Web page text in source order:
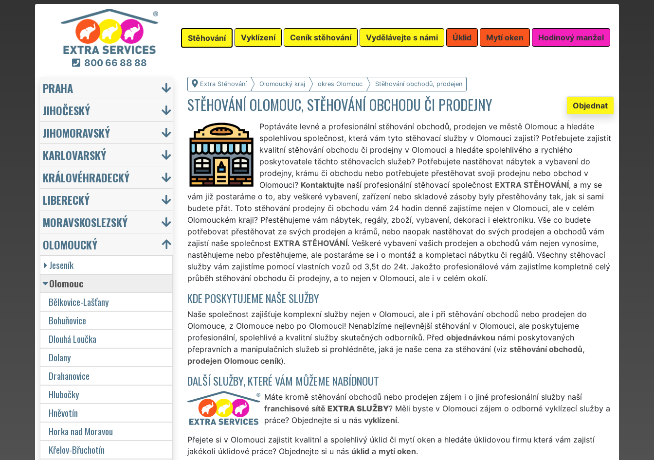
800 66 88 88
Stěhování Vyklízení Ceník stěhování Vydělávejte s námi Úklid Mytí oken Hodinový manžel
Extra Stěhování Olomoucký kraj okres Olomouc Stěhování obchodů, prodejen
Objednat
STĚHOVÁNÍ OLOMOUC, STĚHOVÁNÍ OBCHODU ČI PRODEJNY
Poptáváte levné a profesionální stěhování obchodů, prodejen ve městě Olomouc a hledáte
spolehlivou společnost, která vám tyto stěhovací služby v Olomouci zajistí? Potřebujete zajistit
kvalitní stěhování obchodu či prodejny v Olomouci a hledáte spolehlivého a rychlého
poskytovatele těchto stěhovacích služeb? Potřebujete nastěhovat nábytek a vybavení do
prodejny, krámu či obchodu nebo potřebujete přestěhovat svoji prodejnu nebo obchod v
Olomouci? Kontaktujte naší profesionální stěhovací společnost EXTRA STĚHOVÁNÍ, a my se
vám již postaráme o to, aby veškeré vybavení, zařízení nebo skladové zásoby byly přestěhovány tak, jak si sami
budete přát. Toto stěhování prodejny či obchodu vám 24 hodin denně zajistíme nejen v Olomouci, ale v celém
Olomouckém kraji? Přestěhujeme vám nábytek, regály, zboží, vybavení, dekoraci i elektroniku. Vše co budete
potřebovat přestěhovat ze svých prodejen a krámů, nebo naopak nastěhovat do svých prodejen a obchodů vám
zajistí naše společnost EXTRA STĚHOVÁNÍ. Veškeré vybavení vašich prodejen a obchodů vám nejen vynosíme,
nastěhujeme nebo přestěhujeme, ale postaráme se i o montáž a kompletaci nábytku či regálů. Všechny stěhovací
služby vám zajistíme pomocí vlastních vozů od 3,5t do 24t. Jakožto profesionálové vám zajistíme kompletně celý
průběh stěhování obchodu či prodejny, a to nejen v Olomouci, ale i v celém okolí.
KDE POSKYTUJEME NAŠE SLUŽBY
Naše společnost zajišťuje komplexní služby nejen v Olomouci, ale i při stěhování obchodů nebo prodejen do
Olomouce, z Olomouce nebo po Olomouci! Nenabízíme nejlevnější stěhování v Olomouci, ale poskytujeme
profesionální, spolehlivé a kvalitní služby skutečných odborníků. Před objednávkou námi poskytovaných
přepravních a manipulačních služeb si prohlédněte, jaká je naše cena za stěhování (viz stěhování obchodů,
prodejen Olomouc ceník).
DALŠÍ SLUŽBY, KTERÉ VÁM MŮŽEME NABÍDNOUT
Máte kromě stěhování obchodů nebo prodejen zájem i o jiné profesionální služby naší
franchisové sítě EXTRA SLUŽBY? Měli byste v Olomouci zájem o odborné vyklízecí služby a
práce? Objednejte si u nás vyklízení.
Přejete si v Olomouci zajistit kvalitní a spolehlivý úklid či mytí oken a hledáte úklidovou firmu která vám zajistí
jakékoli úklidové práce? Objednejte si u nás úklid a mytí oken.
PRAHA
JIHOČESKÝ
JIHOMORAVSKÝ
KARLOVARSKÝ
KRÁLOVÉHRADECKÝ
LIBERECKÝ
MORAVSKOSLEZSKÝ
OLOMOUCKÝ
Jeseník
Olomouc
Bělkovice-Lašťany
Bohuňovice
Dlouhá Loučka
Dolany
Drahanovice
Hlubočky
Hněvotín
Horka nad Moravou
Křelov-Břuchotín